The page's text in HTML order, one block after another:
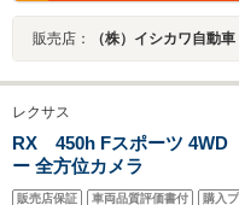
販売店： （株）イシカワ自動車
レクサス
RX 450h Fスポーツ 4WD
ー 全方位カメラ
販売店保証 車両品質評価書付 購入